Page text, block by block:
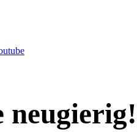
neugierig!